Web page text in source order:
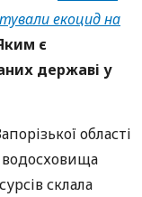
екоцид на
є
державі у
області
водосховища
склала